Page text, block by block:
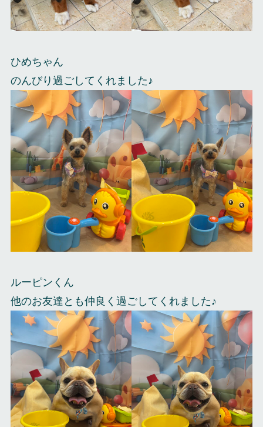
ひめちゃん
のんびり過ごしてくれました♪
ルーピンくん
他のお友達とも仲良く過ごしてくれました♪